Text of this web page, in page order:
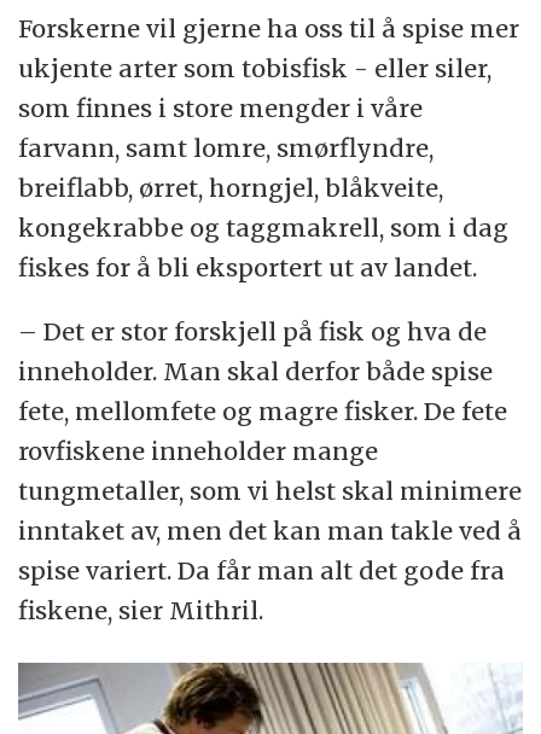
Forskerne vil gjerne ha oss til å spise mer
ukjente arter som tobisfisk - eller siler,
som finnes i store mengder i våre
farvann, samt lomre, smørflyndre,
breiflabb, ørret, horngjel, blåkveite,
kongekrabbe og taggmakrell, som i dag
fiskes for å bli eksportert ut av landet.
– Det er stor forskjell på fisk og hva de
inneholder. Man skal derfor både spise
fete, mellomfete og magre fisker. De fete
rovfiskene inneholder mange
tungmetaller, som vi helst skal minimere
inntaket av, men det kan man takle ved å
spise variert. Da får man alt det gode fra
fiskene, sier Mithril.